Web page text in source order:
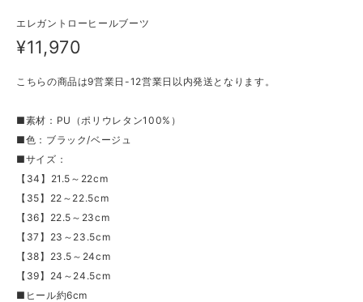
エレガントローヒールブーツ
¥11,970
こちらの商品は9営業日-12営業日以内発送となります。
■素材：PU（ポリウレタン100%）
■色：ブラック/ベージュ
■サイズ：
【34】21.5～22cm
【35】22～22.5cm
【36】22.5～23cm
【37】23～23.5cm
【38】23.5～24cm
【39】24～24.5cm
■ヒール約6cm